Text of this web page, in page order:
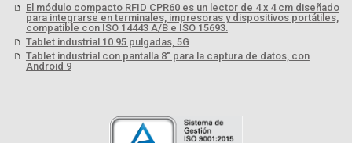
El módulo compacto RFID CPR60 es un lector de 4 x 4 cm diseñado
para integrarse en terminales, impresoras y dispositivos portátiles,
compatible con ISO 14443 A/B e ISO 15693.
Tablet industrial 10.95 pulgadas, 5G
Tablet industrial con pantalla 8" para la captura de datos, con
Android 9